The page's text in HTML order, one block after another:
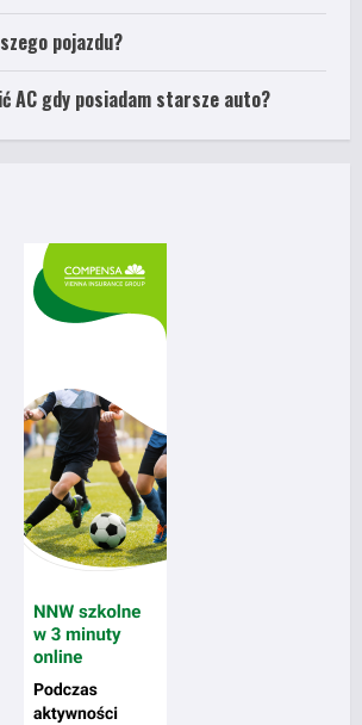
pojazdu?
AC gdy posiadam starsze auto?